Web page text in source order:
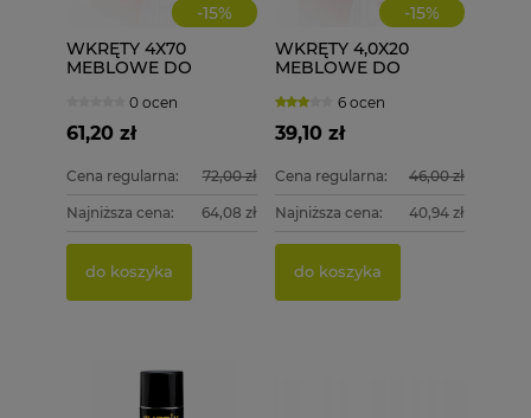
-15%
WKRĘTY 4X70
MEBLOWE DO
0 ocen
61,20 zł
Cena regularna: 72,00 zł
Najniższa cena: 64,08 zł
do koszyka
-15%
WKRĘTY 4,0X20
MEBLOWE DO
4x20
6 ocen
39,10 zł
Cena regularna: 46,00 zł
Najniższa cena: 40,94 zł
do koszyka